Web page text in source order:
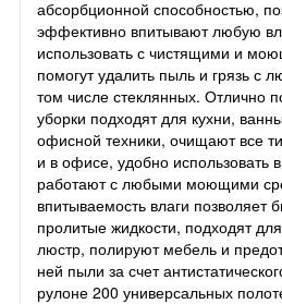
абсорбционной способностью,
эффективно впитывают любую
использовать с чистящими и
помогут удалить пыль и грязь с
том числе стеклянных. Отлично
уборки подходят для кухни,
офисной техники, очищают все
и в офисе, удобно использовать
работают с любыми моющими
впитываемость влаги позволяет
пролитые жидкости, подходят
люстр, полируют мебель и
ней пыли за счет
рулоне 200 универсальных